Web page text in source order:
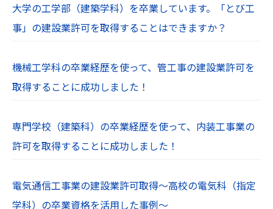
大学の工学部（建築学科）を卒業しています。「とび工
事」の建設業許可を取得することはできますか？
機械工学科の卒業経歴を使って、管工事の建設業許可を
取得することに成功しました！
専門学校（建築科）の卒業経歴を使って、内装工事業の
許可を取得することに成功しました！
電気通信工事業の建設業許可取得～高校の電気科（指定
学科）の卒業資格を活用した事例～